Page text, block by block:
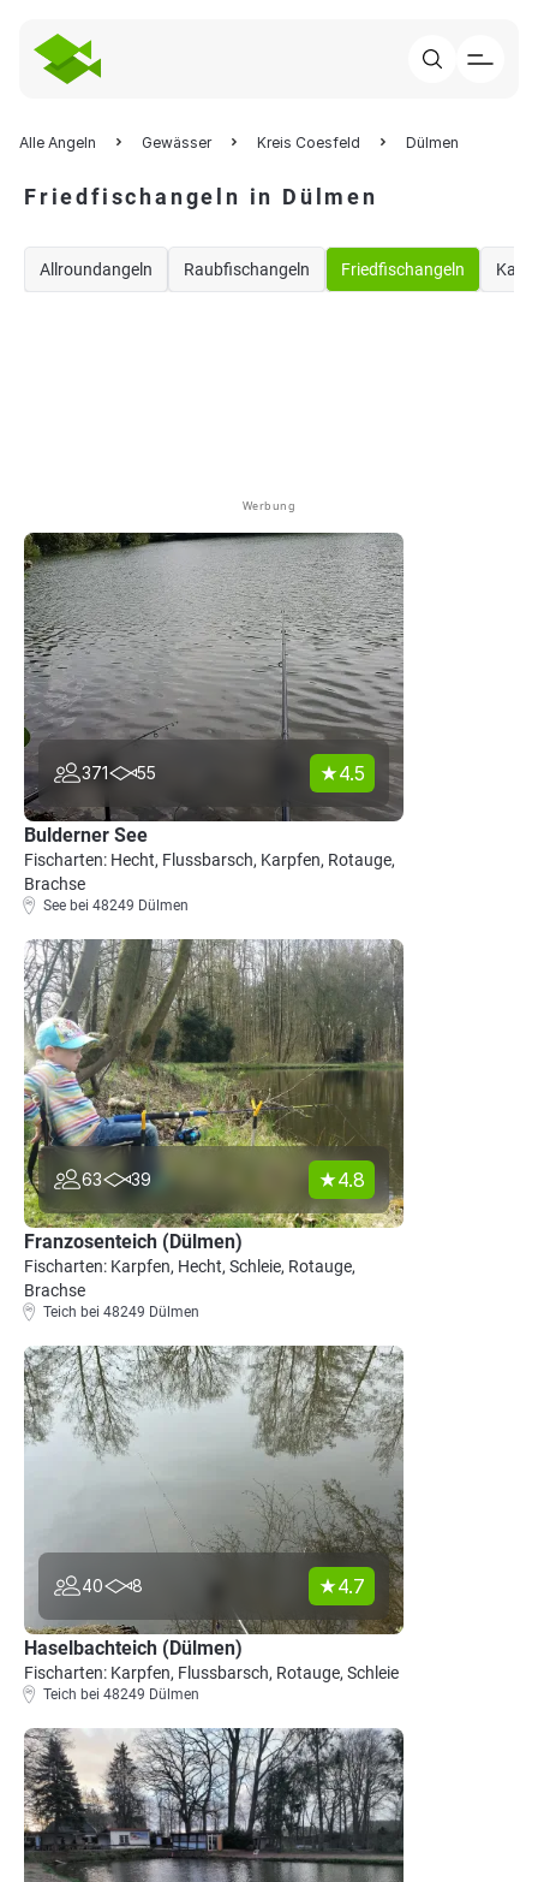
Alle Angeln Gewässer Kreis Coesfeld Dülmen
Friedfischangeln in Dülmen
Allroundangeln Raubfischangeln Friedfischangeln
Werbung
371 55 4.5
Bulderner See
Fischarten: Hecht, Flussbarsch, Karpfen, Rotauge,
Brachse
See bei 48249 Dülmen
63 39 4.8
Franzosenteich (Dülmen)
Fischarten: Karpfen, Hecht, Schleie, Rotauge,
Brachse
Teich bei 48249 Dülmen
40 8 4.7
Haselbachteich (Dülmen)
Fischarten: Karpfen, Flussbarsch, Rotauge, Schleie
Teich bei 48249 Dülmen